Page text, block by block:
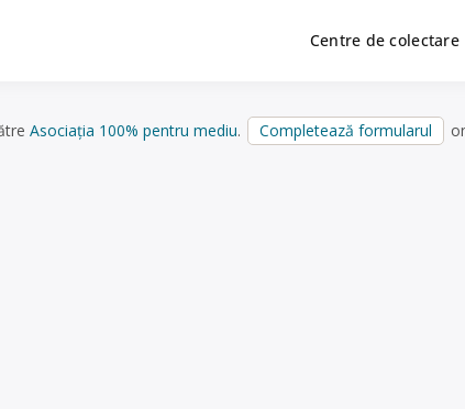
Centre de colectare
Asociația 100% pentru mediu. Completează formularul